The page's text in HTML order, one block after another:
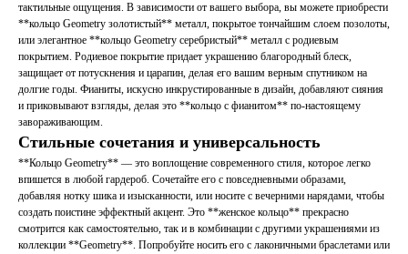
тактильные ощущения. В зависимости от вашего выбора, вы можете приобрести
**кольцо Geometry золотистый** металл, покрытое тончайшим слоем позолоты,
или элегантное **кольцо Geometry серебристый** металл с родиевым
покрытием. Родиевое покрытие придает украшению благородный блеск,
защищает от потускнения и царапин, делая его вашим верным спутником на
долгие годы. Фианиты, искусно инкрустированные в дизайн, добавляют сияния
и приковывают взгляды, делая это **кольцо с фианитом** по-настоящему
завораживающим.
Стильные сочетания и универсальность
**Кольцо Geometry** — это воплощение современного стиля, которое легко
впишется в любой гардероб. Сочетайте его с повседневными образами,
добавляя нотку шика и изысканности, или носите с вечерними нарядами, чтобы
создать поистине эффектный акцент. Это **женское кольцо** прекрасно
смотрится как самостоятельно, так и в комбинации с другими украшениями из
коллекции **Geometry**. Попробуйте носить его с лаконичными браслетами или